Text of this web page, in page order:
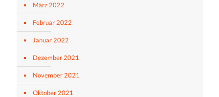
März 2022
Februar 2022
Januar 2022
Dezember 2021
November 2021
Oktober 2021